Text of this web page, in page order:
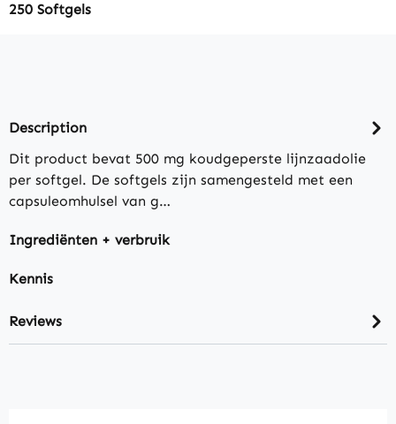
250 Softgels
Description
Dit product bevat 500 mg koudgeperste lijnzaadolie
per softgel. De softgels zijn samengesteld met een
capsuleomhulsel van g…
Ingrediënten + verbruik
Kennis
Reviews